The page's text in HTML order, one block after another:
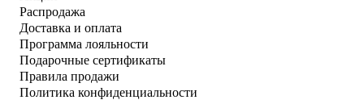
Распродажа
Доставка и оплата
Программа лояльности
Подарочные сертификаты
Правила продажи
Политика конфиденциальности